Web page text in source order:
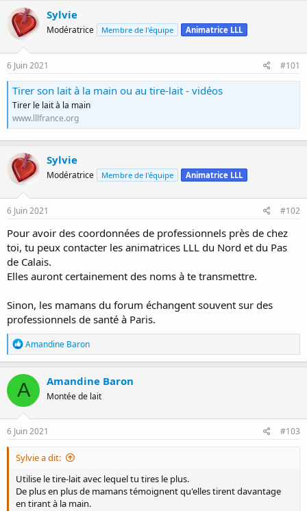
m
a
r
r
é
e
a
r
d
d
u
Sylvie
Modératrice Membre de l'équipe Animatrice LLL
6 Juin 2021 #101
Tirer son lait à la main ou au tire-lait - vidéos
Tirer le lait à la main
www.lllfrance.org
Sylvie
Modératrice Membre de l'équipe Animatrice LLL
6 Juin 2021 #102
Pour avoir des coordonnées de professionnels près de chez
toi, tu peux contacter les animatrices LLL du Nord et du Pas
de Calais.
Elles auront certainement des noms à te transmettre.
Sinon, les mamans du forum échangent souvent sur des
professionnels de santé à Paris.
R
é
a
c
t
o
n
s
Amandine Baron
A Amandine Baron
Montée de lait
6 Juin 2021 #103
Sylvie a dit:
Utilise le tire-lait avec lequel tu tires le plus.
De plus en plus de mamans témoignent qu'elles tirent davantage
en tirant à la main.